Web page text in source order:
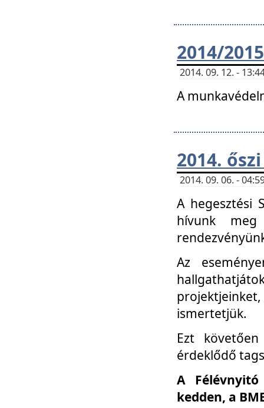
2014/
2014. 09. 12. -
A
2014.
2014. 09. 06. -
A hegesztési
hívunk
Az
ismertetjük.
Ezt
érdeklődő
A
kedden, a